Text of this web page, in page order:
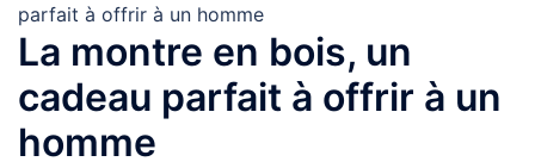
parfait à offrir à un homme
La montre en bois, un
cadeau parfait à offrir à un
homme